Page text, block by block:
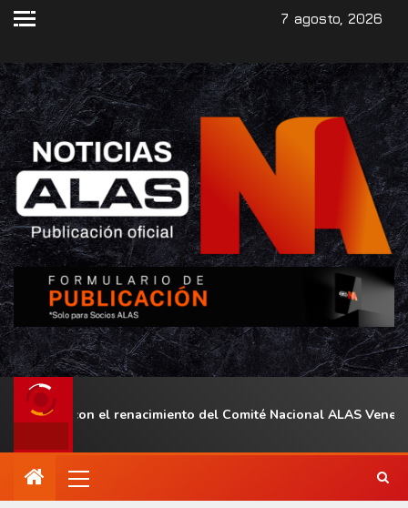
7 agosto, 2026
con el renacimiento del Comité Nacional ALAS Venezuela